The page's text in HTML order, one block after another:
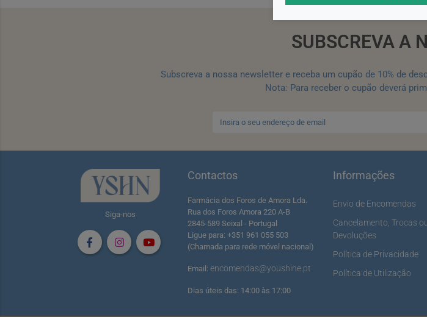
SUBSCREVA A
Subscreva a nossa newsletter e receba um cupão de 10% de
Nota: Para receber o cupão deverá
Siga-nos
Contactos
Farmácia dos Foros de Amora Lda.
Rua dos Foros Amora 220 A-B
2845-589 Seixal - Portugal
Ligue para: +351 961 055 503
(Chamada para rede móvel nacional)
Email: encomendas@youshine.pt
Dias úteis das: 14:00 às 17:00
Informações
Envio de Encomendas
Cancelamento, Trocas
Devoluções
Política de Privacidade
Política de Utilização